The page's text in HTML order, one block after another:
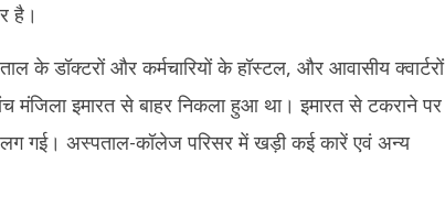
है।
डॉक्टरों और कर्मचारियों के हॉस्टल, और आवासीय क्वार्टरों
मंजिला इमारत से बाहर निकला हुआ था। इमारत से टकराने पर
गई। अस्पताल-कॉलेज परिसर में खड़ी कई कारें एवं अन्य